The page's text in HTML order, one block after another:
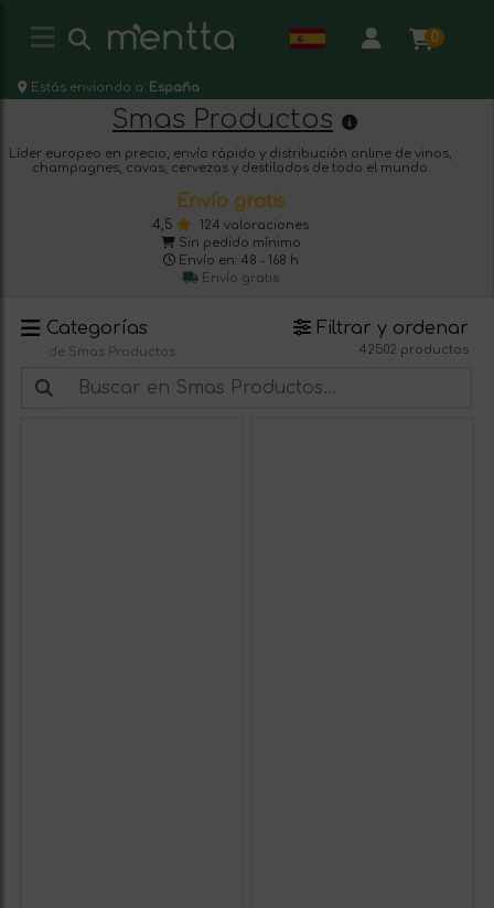
0
Estás enviando a: España
Smas Productos
Líder europeo en precio, envío rápido y distribución online de vinos,
champagnes, cavas, cervezas y destilados de todo el mundo.
Envío gratis
4,5
124 valoraciones
Sin pedido mínimo
Envío en: 48 - 168 h
Envío gratis
Categorías
de Smas Productos
Filtrar y ordenar
42502 productos